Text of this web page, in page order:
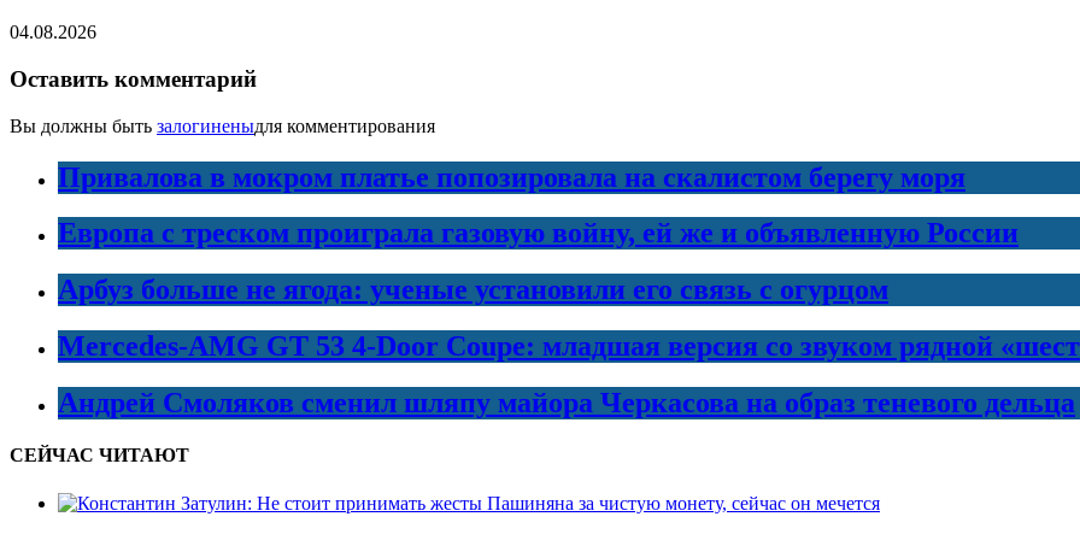
04.08.2026
Оставить комментарий
Вы должны быть залогиненыдля комментирования
Привалова в мокром платье попозировала на скалистом берегу моря
Европа с треском проиграла газовую войну, ей же и объявленную России
Арбуз больше не ягода: ученые установили его связь с огурцом
Mercedes-AMG GT 53 4-Door Coupe: младшая версия со звуком рядной
Андрей Смоляков сменил шляпу майора Черкасова на образ теневого дельца
СЕЙЧАС ЧИТАЮТ